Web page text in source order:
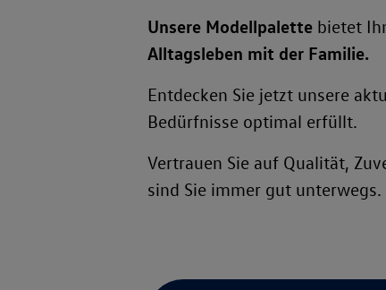
Unsere Modellpalette bietet
Alltagsleben mit der Familie.
Entdecken Sie jetzt unsere
Bedürfnisse optimal erfüllt.
Vertrauen Sie auf Qualität,
sind Sie immer gut unterwegs.